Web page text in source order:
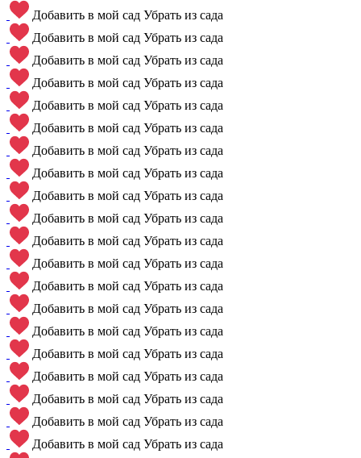
Добавить в мой сад Убрать из сада
Добавить в мой сад Убрать из сада
Добавить в мой сад Убрать из сада
Добавить в мой сад Убрать из сада
Добавить в мой сад Убрать из сада
Добавить в мой сад Убрать из сада
Добавить в мой сад Убрать из сада
Добавить в мой сад Убрать из сада
Добавить в мой сад Убрать из сада
Добавить в мой сад Убрать из сада
Добавить в мой сад Убрать из сада
Добавить в мой сад Убрать из сада
Добавить в мой сад Убрать из сада
Добавить в мой сад Убрать из сада
Добавить в мой сад Убрать из сада
Добавить в мой сад Убрать из сада
Добавить в мой сад Убрать из сада
Добавить в мой сад Убрать из сада
Добавить в мой сад Убрать из сада
Добавить в мой сад Убрать из сада